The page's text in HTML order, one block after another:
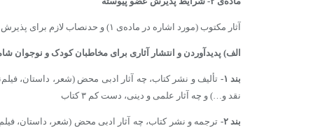
آثار مکتوب (مورد اشاره در ماده‌ی ۱) و حدنصاب لازم برای پذیرش عضویت، به این شرح دسته‌بندی می‌شوند:
الف) پدیدآوردن و انتشار آثاری برای مخاطبان کودک و نوجوان
بند ۱- تألیف و نشر کتاب، چه آثار ادبی محض (شعر، داستان،
نقد و…) و چه آثار علمی و دینی، دست کم ۳ کتاب ‌
بند۲- ترجمه و نشر کتاب، چه آثار ادبی محض (شعر، داستان،